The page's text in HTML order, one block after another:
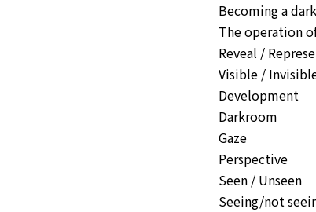
Becoming a
The operation
Reveal /
Visible /
Development
Darkroom
Gaze
Perspective
Seen / Unseen
Seeing/not